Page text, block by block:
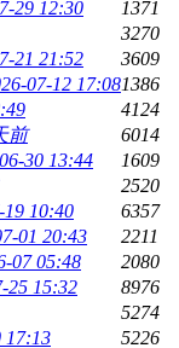
29 12:30
1371
3270
21 21:52
3609
07-12 17:081386
4124
前
6014
30 13:44
1609
2520
19 10:40
6357
01 20:43
2211
07 05:48
2080
25 15:32
8976
5274
17:13
5226